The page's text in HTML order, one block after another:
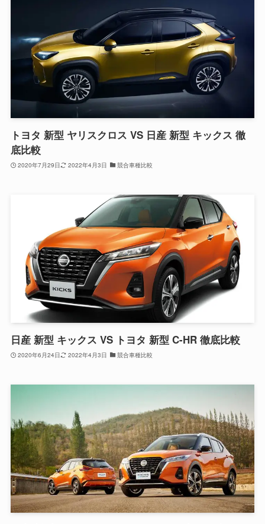
トヨタ 新型 ヤリスクロス VS 日産 新型 キックス 徹
底比較
2020年7月29日 2022年4月3日 競合車種比較
日産 新型 キックス VS トヨタ 新型 C-HR 徹底比較
2020年6月24日 2022年4月3日 競合車種比較